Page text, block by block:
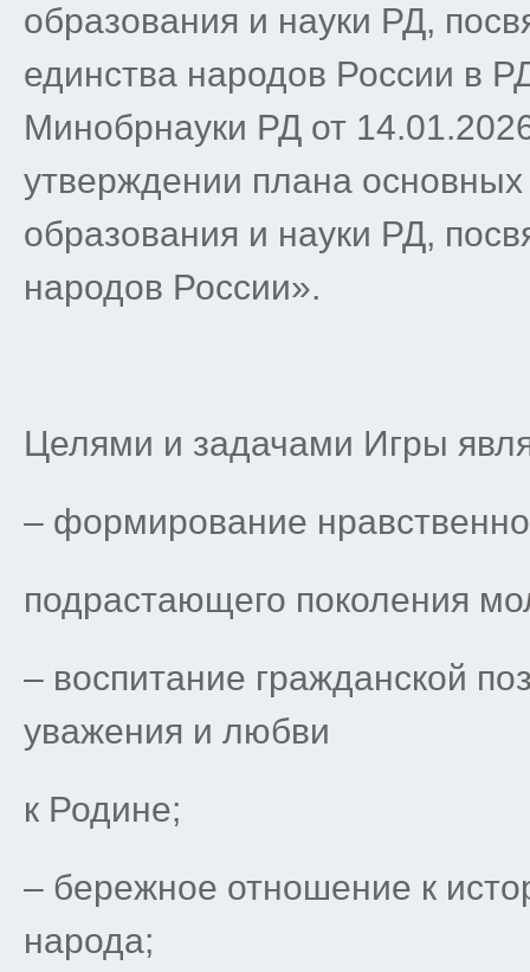
образования и науки РД,
единства народов России в
Минобрнауки РД от
утверждении плана
образования и науки РД,
народов России».
Целями и задачами Игры
– формирование
подрастающего поколения
– воспитание гражданской
уважения и любви
к Родине;
– бережное отношение к
народа;